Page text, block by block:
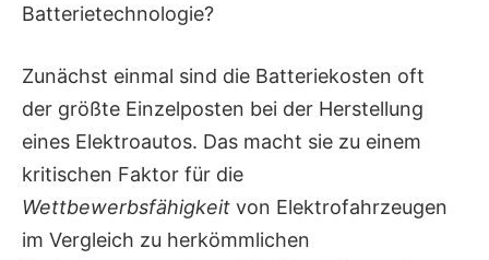
Batterietechnologie?
Zunächst einmal sind die Batteriekosten oft
der größte Einzelposten bei der Herstellung
eines Elektroautos. Das macht sie zu einem
kritischen Faktor für die
Wettbewerbsfähigkeit von Elektrofahrzeugen
im Vergleich zu herkömmlichen